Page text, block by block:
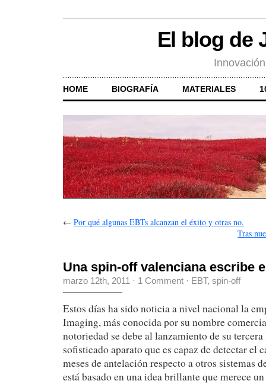
El blog de
HOME BIOGRAFÍA MATERIALES
← Por qué algunas EBTs alcanzan el éxito y otras no.
Tras
Una spin-off valenciana escribe
marzo 12th, 2011 · 1 Comment · EBT, spin-off
Estos días ha sido noticia a nivel nacional la
Imaging, más conocida por su nombre
notoriedad se debe al lanzamiento de su
sofisticado aparato que es capaz de detectar el
meses de antelación respecto a otros sistemas
está basado en una idea brillante que merece